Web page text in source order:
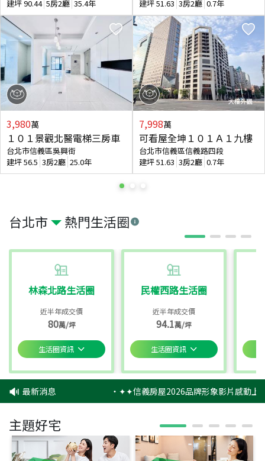
台北市 熱門生活圈
林森北路生活圈
近半年成交價
80萬/坪
生活圈資訊
民權西路生活圈
近半年成交價
94.1萬/坪
生活圈資訊
建坪90.44 5房2廳 35.4年
3,980萬
１０１景觀北醫電梯三房車
台北市信義區吳興街
建坪56.5 3房2廳 25.0年
建坪51.63 3房2廳 0.7年
7,998萬
可看屋全坤１０１Ａ１九樓
台北市信義區信義路四段
建坪51.63 3房2廳 0.7年
最新消息 ‧✦✦信義房屋2026品牌形象影片感動上
主題好宅